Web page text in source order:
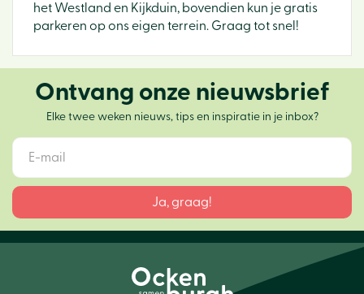
het Westland en Kijkduin, bovendien kun je gratis
parkeren op ons eigen terrein. Graag tot snel!
Ontvang onze nieuwsbrief
Elke twee weken nieuws, tips en inspiratie in je inbox?